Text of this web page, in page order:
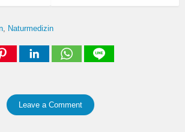
Naturmedizin
Leave a Comment